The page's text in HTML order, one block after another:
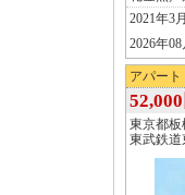
2021年3
2026年
アパート
52,000
東京都板
東武鉄道